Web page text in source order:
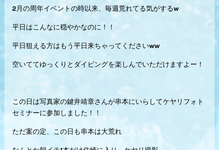
2月の周年イベントの時以来、毎週荒れてる気がするw
平日はこんなに穏やかなのに！！
平日狙える方はもう平日来ちゃってくださいww
空いててゆっくりとダイビングを楽しんでいただけますよー！
この日は写真家の鍵井靖章さんが串本にいらしてケヤリフォト
セミナーに参加しました！！
ただ案の定、この日も串本は大荒れ